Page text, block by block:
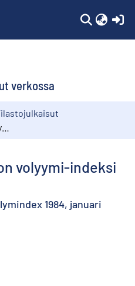
verkossa
volyymi-indeksi
1984, januari